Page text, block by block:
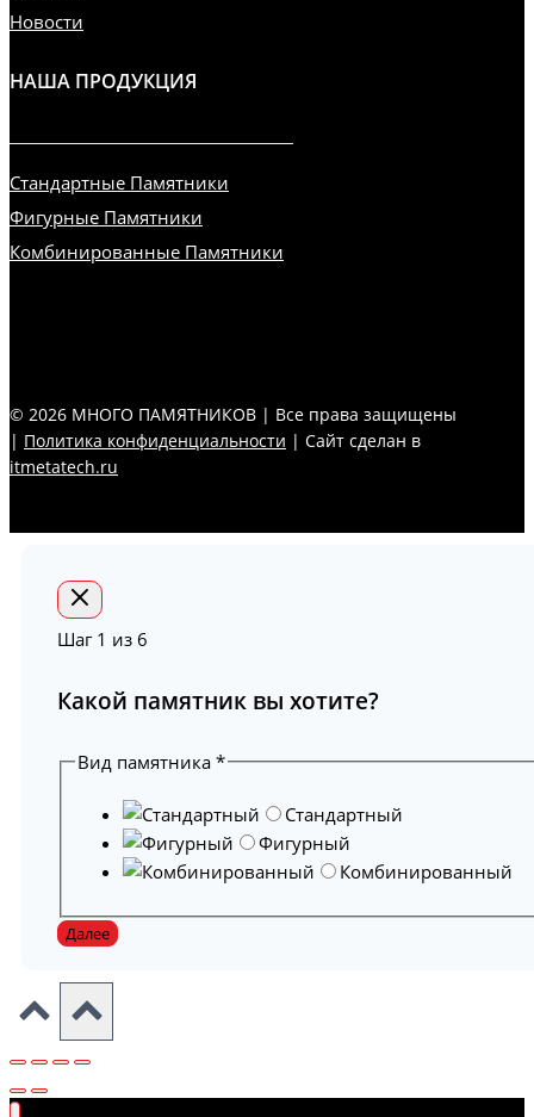
Новости
НАША ПРОДУКЦИЯ
Стандартные Памятники
Фигурные Памятники
Комбинированные Памятники
© 2026 МНОГО ПАМЯТНИКОВ | Все права защищены
| Политика конфиденциальности | Сайт сделан в
itmetatech.ru
Шаг 1 из 6
Какой памятник вы хотите?
Вид памятника*
Стандартный
Фигурный
Комбинированный
Далее